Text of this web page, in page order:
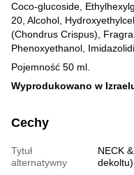
Coco-glucoside,
20, Alcohol,
(Chondrus Crispus),
Phenoxyethanol,
Pojemność 50 ml.
Wyprodukowano w
Cechy
Tytuł
alternatywny
NECK
dekoltu)